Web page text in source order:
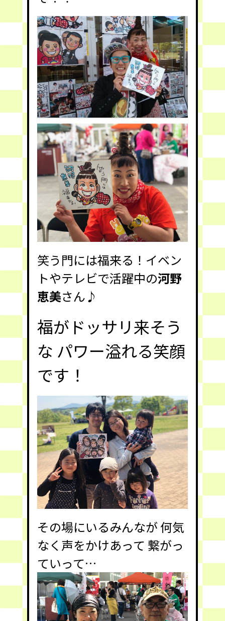
笑う門には福来る！イベン
トやテレビで活躍中の河野
恵美さん♪
福がドッサリ来そう
な パワー溢れる笑顔
です！
その場にいるみんなが 何気
なく声をかけあって 繋がっ
ていって…